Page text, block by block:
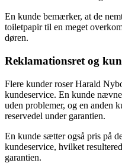
En kunde bemærker, at de
toiletpapir til en meget
døren.
Reklamationsret og
Flere kunder roser Harald
kundeservice. En kunde
uden problemer, og en anden
reservedel under garantien.
En kunde sætter også pris på
kundeservice, hvilket
garantien.